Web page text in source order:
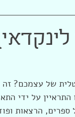
של עצמכם?
שלו, כולל ספרים,